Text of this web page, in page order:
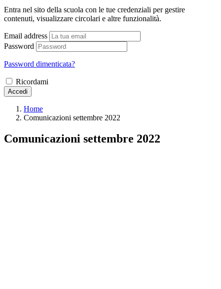
Entra nel sito della scuola con le tue credenziali per gestire
contenuti, visualizzare circolari e altre funzionalità.
Email address
Password
Password dimenticata?
Ricordami
Accedi
Home
Comunicazioni settembre 2022
Comunicazioni settembre 2022